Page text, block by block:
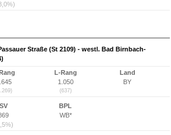
Straße (St 2109) - westl. Bad Birnbach-
L-Rang
1.050
(637)
Land
BY
SV
BPL
WB*